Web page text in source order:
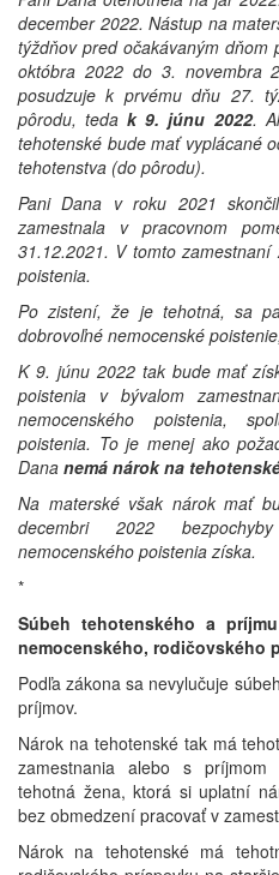
december 2022. Nástup na
týždňov pred očakávaným
októbra 2022 do 3. novembra
posudzuje k prvému dňu 27.
pôrodu, tedak 9. júnu 2022.
tehotenské bude mať vyplácané
tehotenstva (do pôrodu).
Pani Dana v roku 2021
zamestnala v pracovnom
31.12.2021. V tomto
poistenia.
Po zistení, že je tehotná, sa
dobrovoľné nemocenské
K 9. júnu 2022 tak bude mať
poistenia v bývalom
nemocenského poistenia,
poistenia. To je menej ako
Dana nemá nárok na
Na materské však nárok mať
decembri 2022
nemocenského poistenia získa.
*
Súbeh tehotenského a
nemocenského, rodičovského
Podľa zákona sa nevylučuje
príjmov.
Nárok na tehotenské tak má
zamestnania alebo s
tehotná žena, ktorá si uplatní
bez obmedzení pracovať v
Nárok na tehotenské má